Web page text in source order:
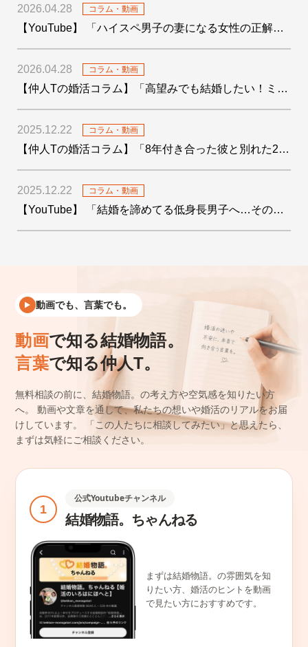
2026.04.28 コラム・動画
【YouTube】 「ハイスペ男子の妻になる女性の正解がわかりました！」を公開しました
2026.04.28 コラム・動画
【仲人Tの婚活コラム】「高望みでも結婚したい！ミドサー男子の婚活〜4つの婚活テクも添えて〜」を公開しました
2025.12.22 コラム・動画
【仲人Tの婚活コラム】「8年付き合った彼と別れた29歳女子の婚活」を公開しました
2025.12.22 コラム・動画
【YouTube】 「結婚を諦めてる低身長男子へ…その絶望をデータで希望に変えます！」を公開しました
動画でも、言葉でも。
動画で知る結婚物語。
言葉で知る仲人T。
無料相談の前に、結婚物語。の考え方や空気感を知りたい方
へ。
動画や文章を通して、私たちの想いや婚活のリアルをお届
けしています。
「この人たちに相談してみたい」と思えたら、
まずは気軽にご相談ください。
1
公式Youtubeチャンネル
結婚物語。ちゃんねる
まずは結婚物語。の雰囲気を知
りたい方、婚活のヒントを動画
で見たい方におすすめです。